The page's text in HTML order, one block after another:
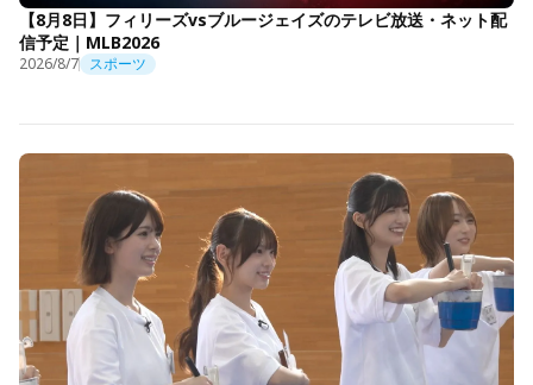
【8月8日】フィリーズvsブルージェイズのテレビ放送・ネット配
信予定｜MLB2026
2026/8/7 スポーツ